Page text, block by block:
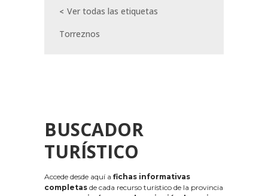
Ver todas las etiquetas
Torreznos
BUSCADOR
TURÍSTICO
Accede desde aquí a fichas informativas
completas de cada recurso turístico de la provincia